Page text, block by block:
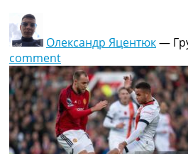
Олександр Яцентюк—
comment